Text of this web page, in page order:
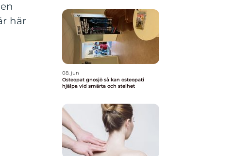
här
08. jun
Osteopat gnosjö så kan osteopati
hjälpa vid smärta och stelhet